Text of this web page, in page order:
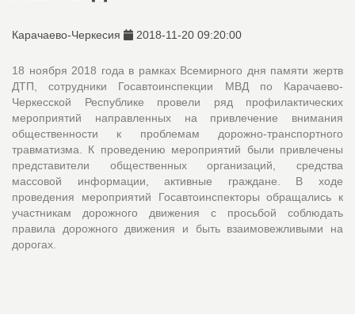
Карачаево-Черкесия 2018-11-20 09:20:00
18 ноября 2018 года в рамках Всемирного дня памяти жертв
ДТП, сотрудники Госавтоинспекции МВД по Карачаево-
Черкесской Республике провели ряд профилактических
мероприятий направленных на привлечение внимания
общественности к проблемам дорожно-транспортного
травматизма. К проведению мероприятий были привлечены
представители общественных организаций, средства
массовой информации, активные граждане. В ходе
проведения мероприятий Госавтоинспекторы обращались к
участникам дорожного движения с просьбой соблюдать
правила дорожного движения и быть взаимовежливыми на
дорогах.